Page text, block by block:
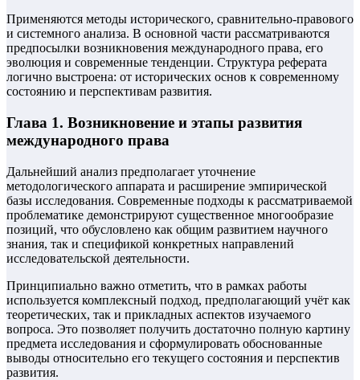
Применяются методы исторического, сравнительно-правового
и системного анализа. В основной части рассматриваются
предпосылки возникновения международного права, его
эволюция и современные тенденции. Структура реферата
логично выстроена: от исторических основ к современному
состоянию и перспективам развития.
Глава 1. Возникновение и этапы развития
международного права
Дальнейший анализ предполагает уточнение
методологического аппарата и расширение эмпирической
базы исследования. Современные подходы к рассматриваемой
проблематике демонстрируют существенное многообразие
позиций, что обусловлено как общим развитием научного
знания, так и спецификой конкретных направлений
исследовательской деятельности.
Принципиально важно отметить, что в рамках работы
используется комплексный подход, предполагающий учёт как
теоретических, так и прикладных аспектов изучаемого
вопроса. Это позволяет получить достаточно полную картину
предмета исследования и сформулировать обоснованные
выводы относительно его текущего состояния и перспектив
развития.